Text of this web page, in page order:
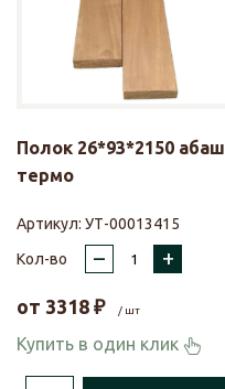
Полок 26*93*2150 абаш
термо
Артикул: УТ-00013415
Кол-во
– +
от 3318 ₽ / шт
Купить в один клик